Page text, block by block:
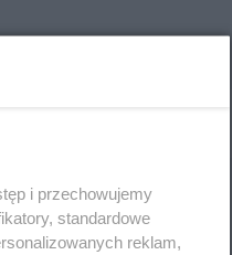
i przechowujemy
standardowe
reklam,